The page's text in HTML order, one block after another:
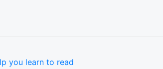
you learn to read